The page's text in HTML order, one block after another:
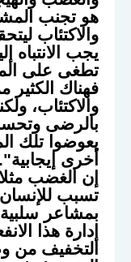
هو تجنب
والاكتئاب
يجب الانتباه
تطغى على
فهناك
والاكتئاب،
بالرضى
يعوضوا تلك
أخرى إيجابية".
إن الغضب
تسبب
بمشاعر
إدارة هذا
التخفيف من